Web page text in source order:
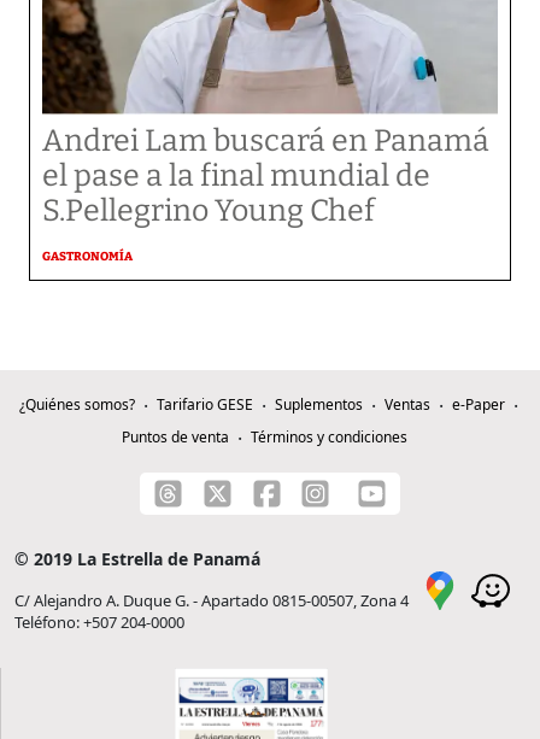
Andrei Lam buscará en Panamá
el pase a la final mundial de
S.Pellegrino Young Chef
GASTRONOMÍA
¿Quiénes somos? Tarifario GESE Suplementos Ventas
e-Paper
Puntos de venta
Términos y condiciones
© 2019 La Estrella de Panamá
C/ Alejandro A. Duque G. - Apartado 0815-00507, Zona 4
Teléfono: +507 204-0000